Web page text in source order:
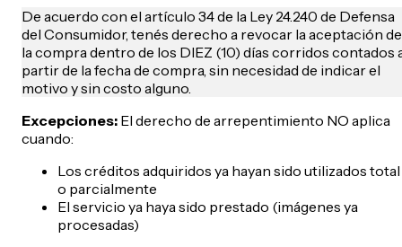
De acuerdo con el artículo 34 de la Ley 24.240 de Defensa
del Consumidor, tenés derecho a revocar la aceptación de
la compra dentro de los DIEZ (10) días corridos contados
partir de la fecha de compra, sin necesidad de indicar el
motivo y sin costo alguno.
Excepciones: El derecho de arrepentimiento NO aplica
cuando:
Los créditos adquiridos ya hayan sido utilizados total
o parcialmente
El servicio ya haya sido prestado (imágenes ya
procesadas)